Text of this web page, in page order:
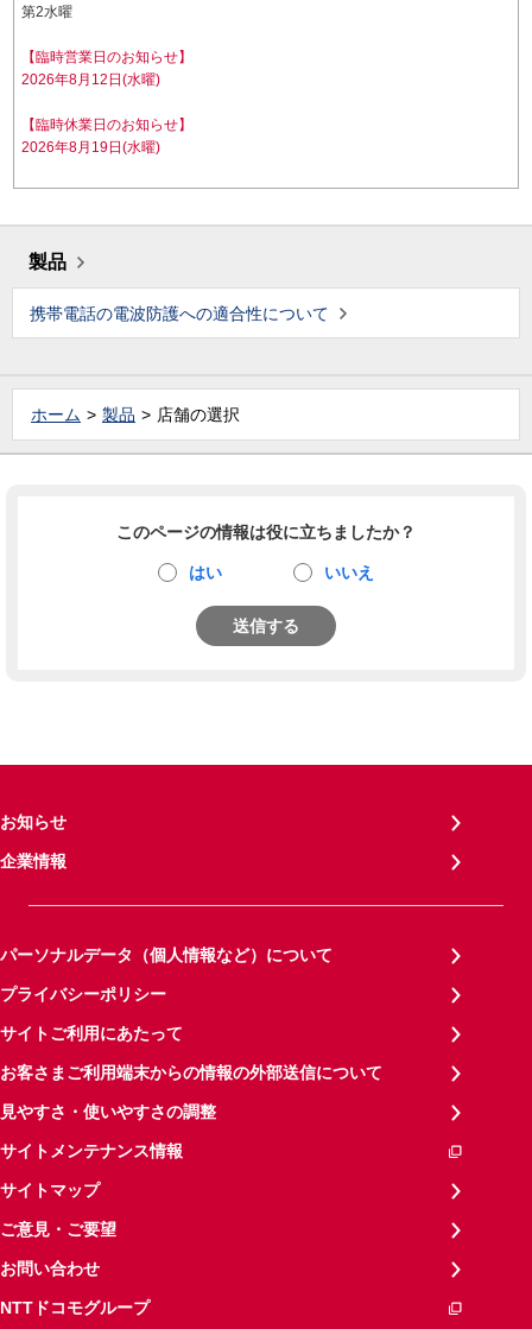
第2水曜
【臨時営業日のお知らせ】
2026年8月12日(水曜)
【臨時休業日のお知らせ】
2026年8月19日(水曜)
製品
携帯電話の電波防護への適合性について
ホーム 製品 店舗の選択
このページの情報は役に立ちましたか？
はい いいえ
送信する
お知らせ
企業情報
パーソナルデータ（個人情報など）について
プライバシーポリシー
サイトご利用にあたって
お客さまご利用端末からの情報の外部送信について
見やすさ・使いやすさの調整
サイトメンテナンス情報
サイトマップ
ご意見・ご要望
お問い合わせ
NTTドコモグループ